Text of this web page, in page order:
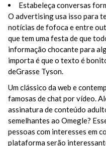
Estabeleça conversas
O advertising usa isso para
notícias de fofoca e entre
que tem uma festa de que
informação chocante para
importa é que o texto é
deGrasse Tyson.
Um clássico da web e
famosas de chat por vídeo.
assinatura de conteúdo
semelhantes ao Omegle?
pessoas com interesses em
plataforma serão